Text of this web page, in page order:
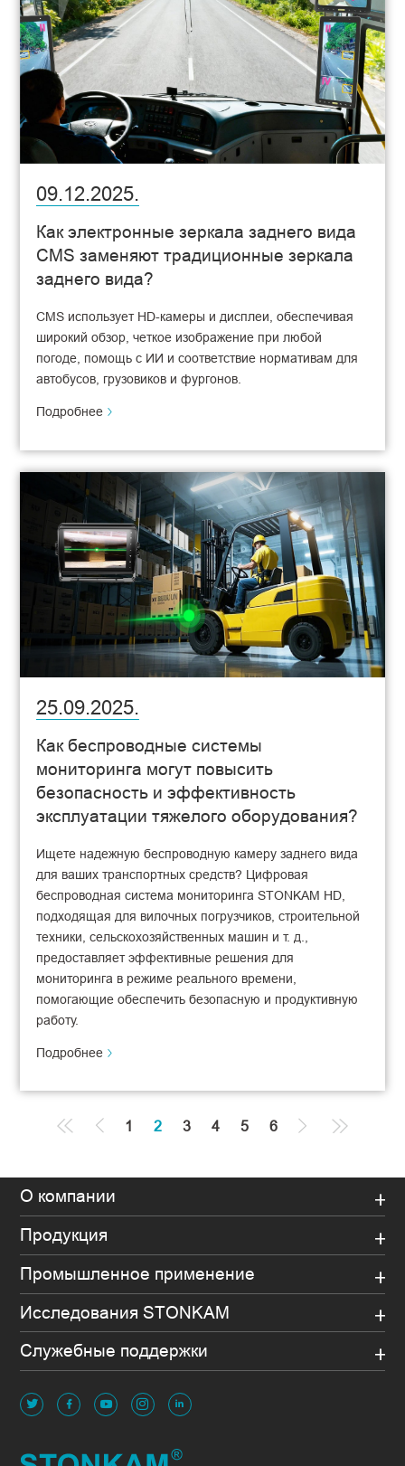
09.12.2025.
Как электронные зеркала заднего вида
CMS заменяют традиционные зеркала
заднего вида?
CMS использует HD-камеры и дисплеи, обеспечивая
широкий обзор, четкое изображение при любой
погоде, помощь с ИИ и соответствие нормативам для
автобусов, грузовиков и фургонов.
Подробнее
25.09.2025.
Как беспроводные системы
мониторинга могут повысить
безопасность и эффективность
эксплуатации тяжелого оборудования?
Ищете надежную беспроводную камеру заднего вида
для ваших транспортных средств? Цифровая
беспроводная система мониторинга STONKAM HD,
подходящая для вилочных погрузчиков, строительной
техники, сельскохозяйственных машин и т. д.,
предоставляет эффективные решения для
мониторинга в режиме реального времени,
помогающие обеспечить безопасную и продуктивную
работу.
Подробнее
1 2 3 4 5 6
О компании
Продукция
Промышленное применение
Исследования STONKAM
Служебные поддержки